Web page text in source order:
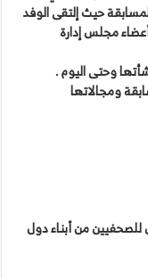
حيث إلتقى الوفد
مجلس إدارة
وحتى اليوم .
ومجالاتها
من أبناء دول